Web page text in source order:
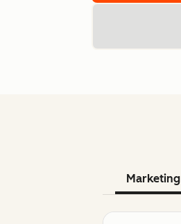
Marketing